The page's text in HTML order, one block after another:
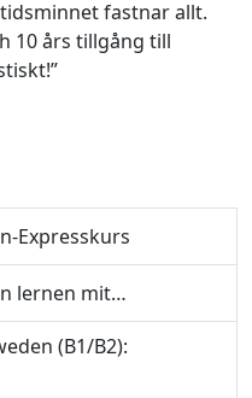
fastnar allt.
10 års tillgång till
Expresskurs
lernen mit…
(B1/B2):